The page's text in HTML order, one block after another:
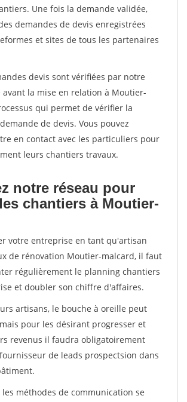
Une fois la demande validée,
demandes de devis enregistrées
et sites de tous les partenaires
devis sont vérifiées par notre
avant la mise en relation à Moutier-
qui permet de vérifier la
de devis. Vous pouvez
en contact avec les particuliers pour
leurs chantiers travaux.
notre réseau pour
chantiers à Moutier-
votre entreprise en tant qu'artisan
de rénovation Moutier-malcard, il faut
régulièrement le planning chantiers
et doubler son chiffre d'affaires.
artisans, le bouche à oreille peut
pour les désirant progresser et
revenus il faudra obligatoirement
de leads prospectsion dans
méthodes de communication se